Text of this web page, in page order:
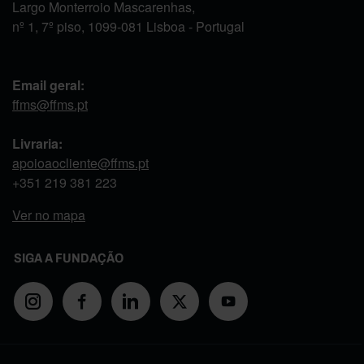
Largo Monterroio Mascarenhas,
nº 1, 7º piso, 1099-081 Lisboa - Portugal
Email geral:
ffms@ffms.pt
Livraria:
apoioaocliente@ffms.pt
+351 219 381 223
Ver no mapa
SIGA A FUNDAÇÃO